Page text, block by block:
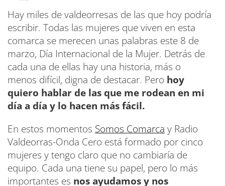
Hay miles de valdeorresas de las que hoy podría
escribir. Todas las mujeres que viven en esta
comarca se merecen unas palabras este 8 de
marzo, Día Internacional de la Mujer. Detrás de
cada una de ellas hay una historia, más o
menos difícil, digna de destacar. Pero hoy
quiero hablar de las que me rodean en mi
día a día y lo hacen más fácil.
En estos momentos Somos Comarca y Radio
Valdeorras-Onda Cero está formado por cinco
mujeres y tengo claro que no cambiaría de
equipo. Cada una tiene su papel, pero lo más
importantes es nos ayudamos y nos